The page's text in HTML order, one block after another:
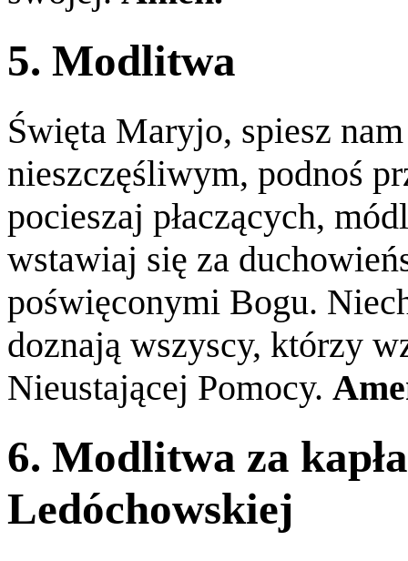
5. Modlitwa
Święta Maryjo, spiesz
nieszczęśliwym, podnoś
pocieszaj płaczących,
wstawiaj się za
poświęconymi Bogu.
doznają wszyscy, którzy
Nieustającej Pomocy.
6. Modlitwa za
Ledóchowskiej